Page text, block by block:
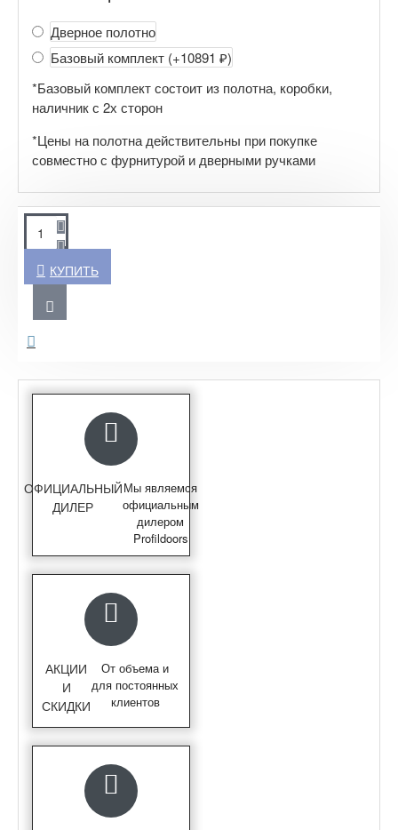
Дверное полотно
Базовый комплект (+10891 ₽)
*Базовый комплект состоит из полотна, коробки,
наличник с 2х сторон
*Цены на полотна действительны при покупке
совместно с фурнитурой и дверными ручками
КУПИТЬ
ОФИЦИАЛЬНЫЙ
ДИЛЕР
Мы являемся
официальным
дилером
Profildoors
АКЦИИ
И
СКИДКИ
От объема и
для постоянных
клиентов